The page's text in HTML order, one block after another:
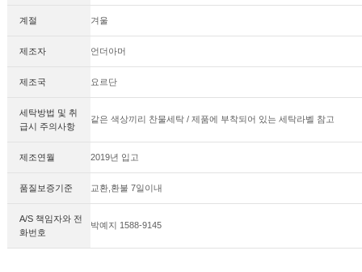
계절 겨울
제조자 언더아머
제조국 요르단
세탁방법 및 취
급시 주의사항
같은 색상끼리 찬물세탁 / 제품에 부착되어 있는 세탁라벨 참고
제조연월 2019년 입고
품질보증기준 교환,환불 7일이내
A/S 책임자와 전
화번호
박예지 1588-9145